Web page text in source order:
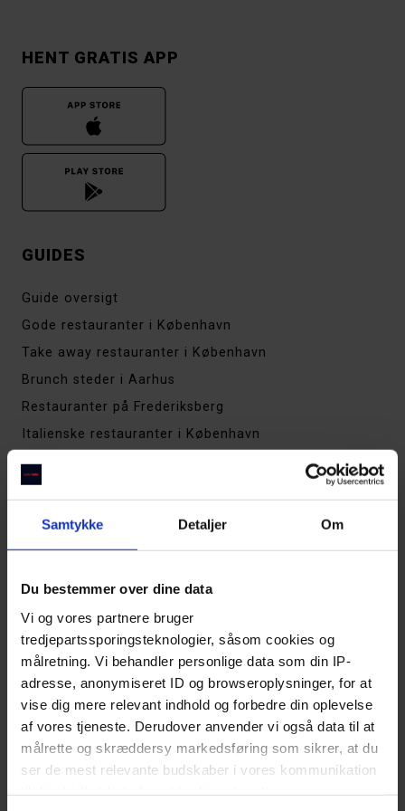
Samtykke Detaljer Om
Du bestemmer over dine data
Vi og vores partnere bruger
tredjepartssporingsteknologier, såsom cookies og
målretning. Vi behandler personlige data som din IP-
adresse, anonymiseret ID og browseroplysninger, for at
vise dig mere relevant indhold og forbedre din oplevelse
af vores tjeneste. Derudover anvender vi også data til at
målrette og skræddersy markedsføring som sikrer, at du
ser de mest relevante budskaber i vores kommunikation
HENT GRATIS APP
GUIDES
Guide oversigt
Gode restauranter i København
Take away restauranter i København
Brunch steder i Aarhus
Restauranter på Frederiksberg
Italienske restauranter i København
Restauranter på Vesterbro
Steakhouses i København
Thai restauranter i København
Restauranter på Amager
Restauranter på Nørrebro
Sushirestauranter i København
Cocktailbarer i København
Indiske restauranter i København
Tapas & spanske spisesteder i København
Restauranter i Indre By